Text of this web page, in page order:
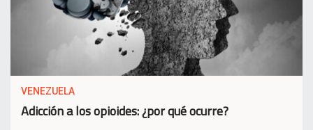
VENEZUELA
Adicción a los opioides: ¿por qué ocurre?